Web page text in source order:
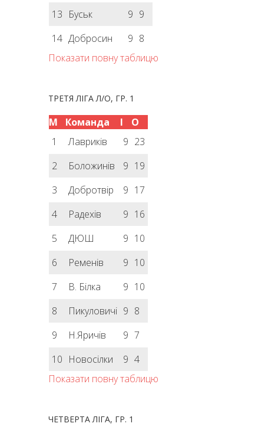
13 Буськ 9 9
14 Добросин 9 8
Показати повну таблицю
ТРЕТЯ ЛІГА Л/О, ГР. 1
М Команда І
О
1
Лавриків 9 23
2
Боложинів 9 19
3
Добротвір 9 17
4
Радехів 9 16
5
ДЮШ 9 10
6
Ременів 9 10
7
В. Білка 9 10
8
Пикуловичі 9 8
9
Н.Яричів 9 7
10 Новосілки 9 4
Показати повну таблицю
ЧЕТВЕРТА ЛІГА, ГР. 1